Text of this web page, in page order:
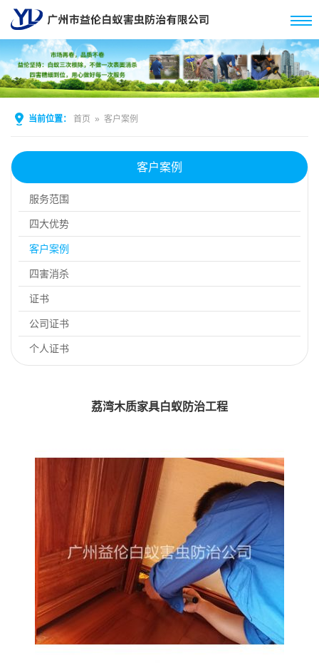
当前位置： 首页 » 客户案例
客户案例
服务范围
四大优势
客户案例
四害消杀
证书
公司证书
个人证书
荔湾木质家具白蚁防治工程